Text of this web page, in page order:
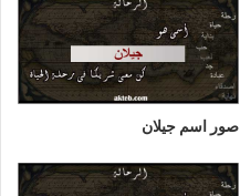
صور اسم جيلان